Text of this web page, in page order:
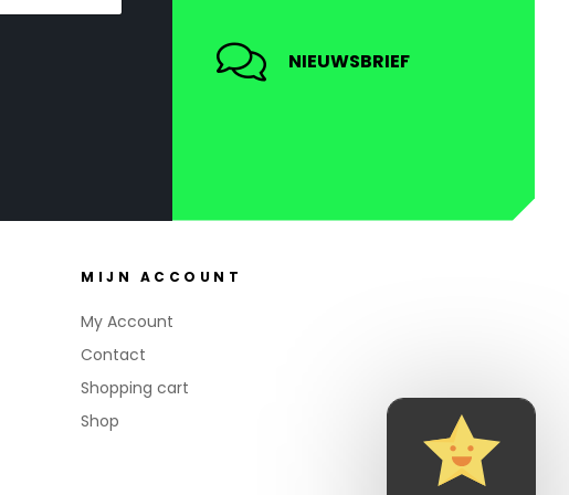
NIEUWSBRIEF
MIJN ACCOUNT
My Account
Contact
Shopping cart
Shop